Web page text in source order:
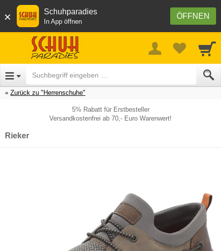
× ÖFFNEN
Schuhparadies
In App öffnen
Zurück zu "Herrenschuhe"
5% Rabatt für Erstbesteller
Versandkostenfrei ab 70,- Euro Warenwert!
Rieker